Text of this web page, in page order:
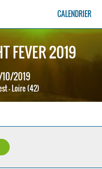
CALENDRIER
FEVER 2019
10/2019
- Loire (42)